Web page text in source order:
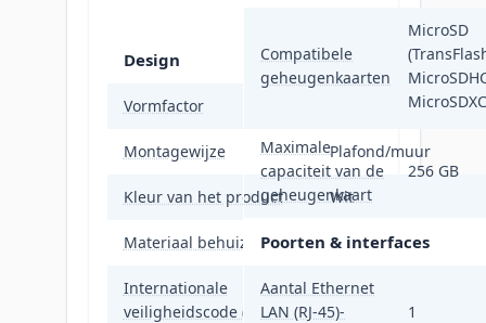
Design
Vormfactor
Montagewijze Plafond/muur
Kleur van het product Wit
Materiaal behuizing Metaal, Kunststof
Internationale
veiligheidscode (IP)
IP67
Compatibele
geheugenkaarten
MicroSD
MicroSDXC
Maximale
capaciteit van de
geheugenkaart
256 GB
Poorten & interfaces
Aantal Ethernet
LAN (RJ-45)-
1